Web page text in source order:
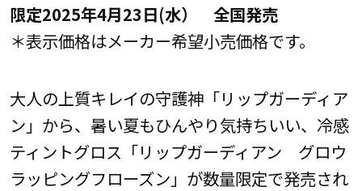
限定2025年4月23日(水） 全国発売
＊表示価格はメーカー希望小売価格です。
大人の上質キレイの守護神「リップガーディア
ン」から、暑い夏もひんやり気持ちいい、冷感
ティントグロス「リップガーディアン グロウ
ラッピングフローズン」が数量限定で発売され